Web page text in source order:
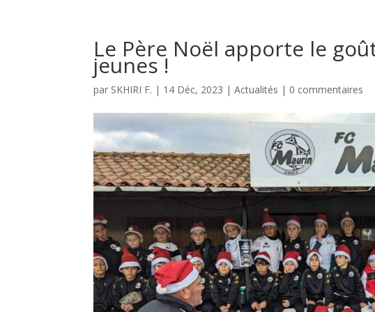
Le Père Noël apporte le
jeunes !
par SKHIRI F. | 14 Déc, 2023 |Actualités | 0 commentaires